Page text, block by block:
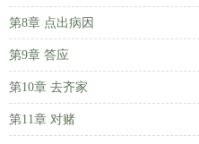
第8章 点出病因
第9章 答应
第10章 去齐家
第11章 对赌